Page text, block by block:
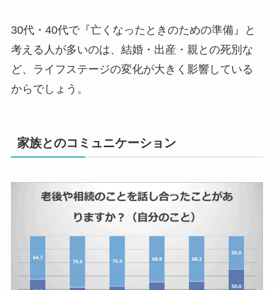
30代・40代で『亡くなったときのための準備』と
考える人が多いのは、結婚・出産・親との死別な
ど、ライフステージの変化が大きく影響している
からでしょう。
家族とのコミュニケーション